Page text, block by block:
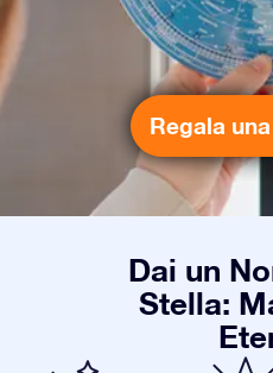
Regala
Dai un
Stella: